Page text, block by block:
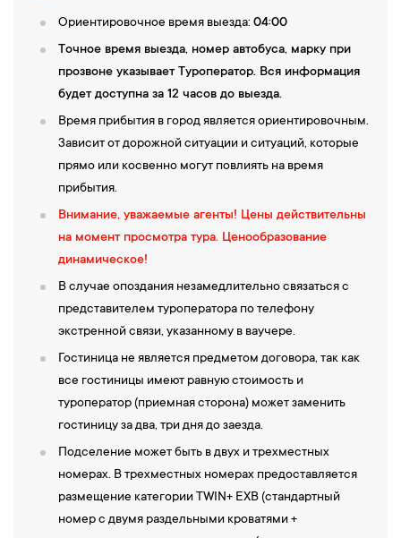
другие, с которыми можно будет сделать удивительные фото!
13:00 —
Обедв кафе города.
14:30 — ЭкскурсиявНациональный музей Республики
Карелия,который является одним из старейших музейных
учреждений Северо-Запада России. Музей был основан в 1871
году, его первоначальное название — Олонецкий естественно-
залах постоянной экспозиции посетители музея познакомятся с
расскажет о разнообразии горных пород и минералов
древней карельской земли, о том, какие следы в ландшафте 10
тысяч лет назад оставил последний ледниковый период.
«Каменная летопись. Археология Карелии»познакомит с
рисунками на гранитных плитах — петроглифами, выбитыми 8
тысяч лет назад древними охотниками и рыболовами, с
археологическими находками стоянок неолита и памятниками
эпохи каменного века — лабиринтами, сейдами, мегалитами.
Исторические разделы расскажут об истории края с IX по ХХ
«Северное порубежье»поможет «погрузиться» в
тысячелетнюю эпоху северного средневековья.«Петровские
заводы»и«Город-завод»поведают о промышленной истории
края и Петрозаводска. «По высочайшему указу» объяснит, как
создавалась Олонецкая губерния.«Губернская столица»
Ориентировочное время выезда: 04:00
Точное время выезда, номер автобуса, марку при
прозвоне указывает Туроператор. Вся информация
будет доступна за 12 часов до выезда.
Время прибытия в город является ориентировочным.
Зависит от дорожной ситуации и ситуаций, которые
прямо или косвенно могут повлиять на время
прибытия.
Внимание, уважаемые агенты! Цены действительны
на момент просмотра тура. Ценообразование
динамическое!
В случае опоздания незамедлительно связаться с
представителем туроператора по телефону
экстренной связи, указанному в ваучере.
Гостиница не является предметом договора, так как
все гостиницы имеют равную стоимость и
туроператор (приемная сторона) может заменить
гостиницу за два, три дня до заезда.
Подселение может быть в двух и трехместных
номерах. В трехместных номерах предоставляется
размещение категории TWIN+ EXB (стандартный
номер с двумя раздельными кроватями +